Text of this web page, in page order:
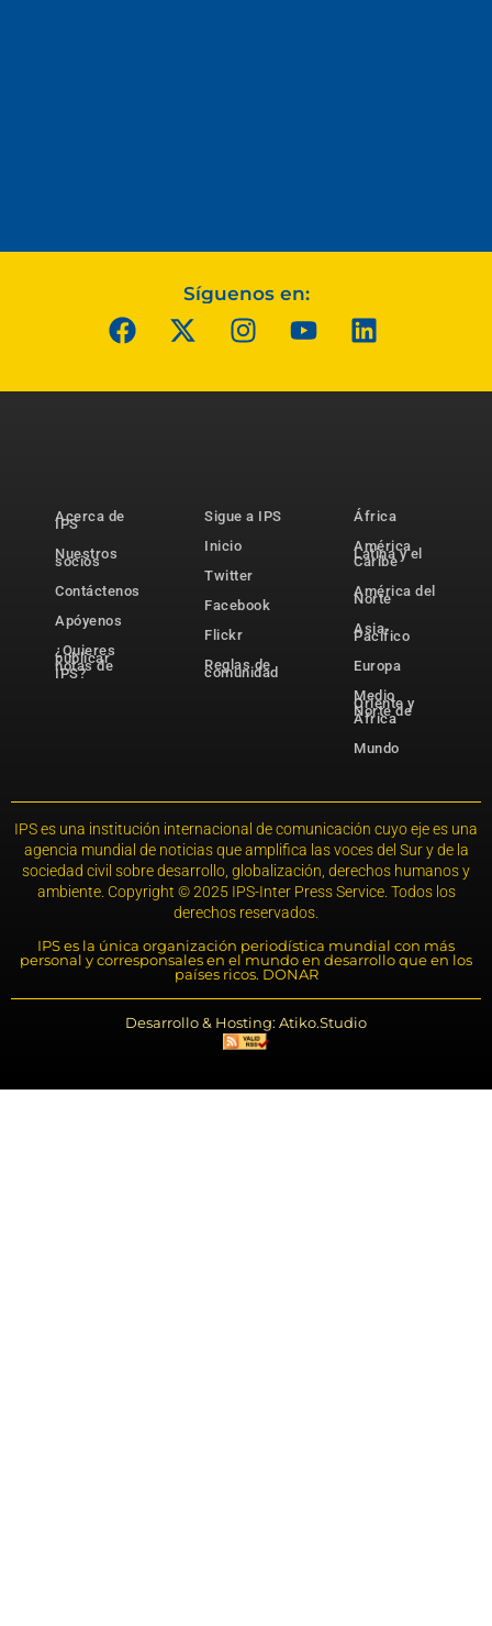
Síguenos en:
Acerca de
IPS
Nuestros
socios
Contáctenos
Apóyenos
¿Quieres
publicar
notas de
IPS?
Sigue a IPS
Inicio
Twitter
Facebook
Flickr
Reglas de
comunidad
África
América
Latina y el
Caribe
América del
Norte
Asia-
Pacífico
Europa
Medio
Oriente y
Norte de
África
Mundo
IPS es una institución internacional de comunicación cuyo eje es una
agencia mundial de noticias que amplifica las voces del Sur y de la
sociedad civil sobre desarrollo, globalización, derechos humanos y
ambiente. Copyright © 2025 IPS-Inter Press Service. Todos los
derechos reservados.
IPS es la única organización periodística mundial con más
personal y corresponsales en el mundo en desarrollo que en los
países ricos. DONAR
Desarrollo & Hosting: Atiko.Studio